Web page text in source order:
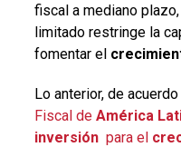
fiscal a mediano
limitado restringe la
fomentar el
Lo anterior, de
Fiscal de América
inversiónpara el